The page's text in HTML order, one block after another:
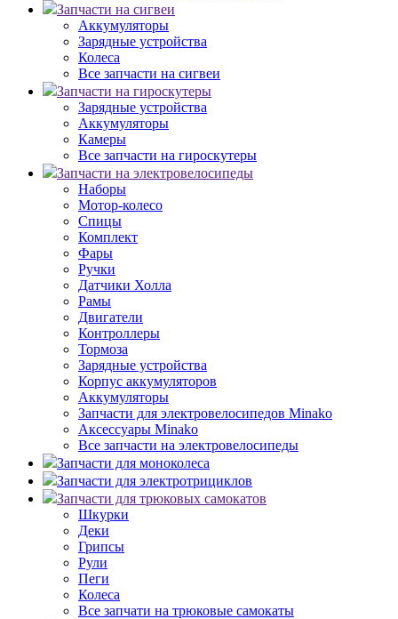
Запчасти на сигвеи
Аккумуляторы
Зарядные устройства
Колеса
Все запчасти на сигвеи
Запчасти на гироскутеры
Зарядные устройства
Аккумуляторы
Камеры
Все запчасти на гироскутеры
Запчасти на электровелосипеды
Наборы
Мотор-колесо
Спицы
Комплект
Фары
Ручки
Датчики Холла
Рамы
Двигатели
Контроллеры
Тормоза
Зарядные устройства
Корпус аккумуляторов
Аккумуляторы
Запчасти для электровелосипедов Minako
Аксессуары Minako
Все запчасти на электровелосипеды
Запчасти для моноколеса
Запчасти для электротрициклов
Запчасти для трюковых самокатов
Шкурки
Деки
Грипсы
Рули
Пеги
Колеса
Все запчати на трюковые самокаты